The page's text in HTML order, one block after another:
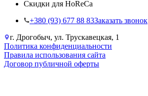
Скидки для HoReCa
+38‎0 (93) 677 88 83Заказать звонок
г. Дрогобыч, ул. Трускавецкая, 1
Политика конфиденциальности
Правила использования сайта
Договор публичной оферты